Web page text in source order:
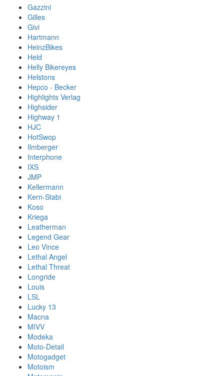
Gazzini
Gilles
Givi
Hartmann
HeinzBikes
Held
Helly Bikereyes
Helstons
Hepco - Becker
Highlights Verlag
Highsider
Highway 1
HJC
HotSwop
Ilmberger
Interphone
IXS
JMP
Kellermann
Kern-Stabi
Koso
Kriega
Leatherman
Legend Gear
Leo Vince
Lethal Angel
Lethal Threat
Longride
Louis
LSL
Lucky 13
Macna
MIVV
Modeka
Moto-Detail
Motogadget
Motoism